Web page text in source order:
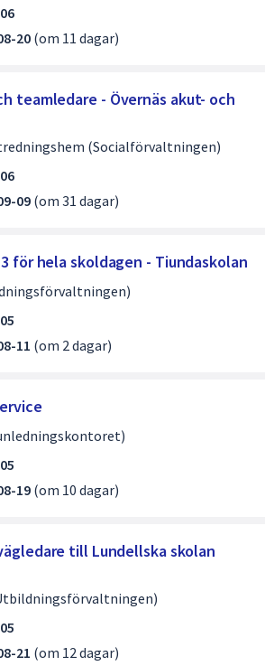
20 (om 11 dagar)
teamledare - Övernäs akut- och
(Socialförvaltningen)
09 (om 31 dagar)
för hela skoldagen - Tiundaskolan
11 (om 2 dagar)
19 (om 10 dagar)
till Lundellska skolan
21 (om 12 dagar)